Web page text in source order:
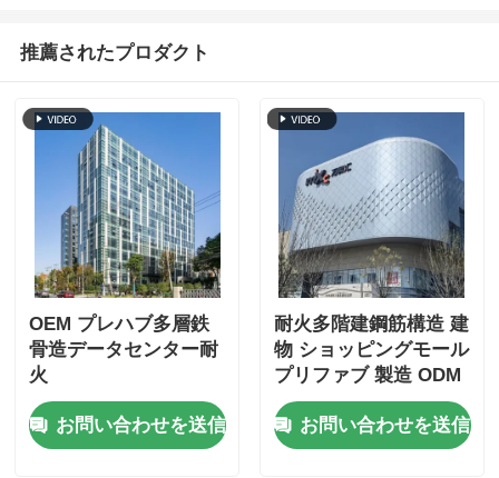
推薦されたプロダクト
OEM プレハブ多層鉄
骨造データセンター耐
火
お問い合わせを送信
耐火多階建鋼筋構造 建
物 ショッピングモール
プリファブ 製造 ODM
お問い合わせを送信